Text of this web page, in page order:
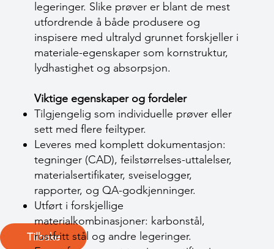
Tilbake
legeringer. Slike prøver er blant de mest
utfordrende å både produsere og
inspisere med ultralyd grunnet forskjeller i
materiale-egenskaper som kornstruktur,
lydhastighet og absorpsjon.
Viktige egenskaper og fordeler
Tilgjengelig som individuelle prøver eller
sett med flere feiltyper.
Leveres med komplett dokumentasjon:
tegninger (CAD), feilstørrelses-uttalelser,
materialsertifikater, sveiselogger,
rapporter, og QA-godkjenninger.
Utført i forskjellige
materialkombinasjoner: karbonstål,
rustfritt stål og andre legeringer.